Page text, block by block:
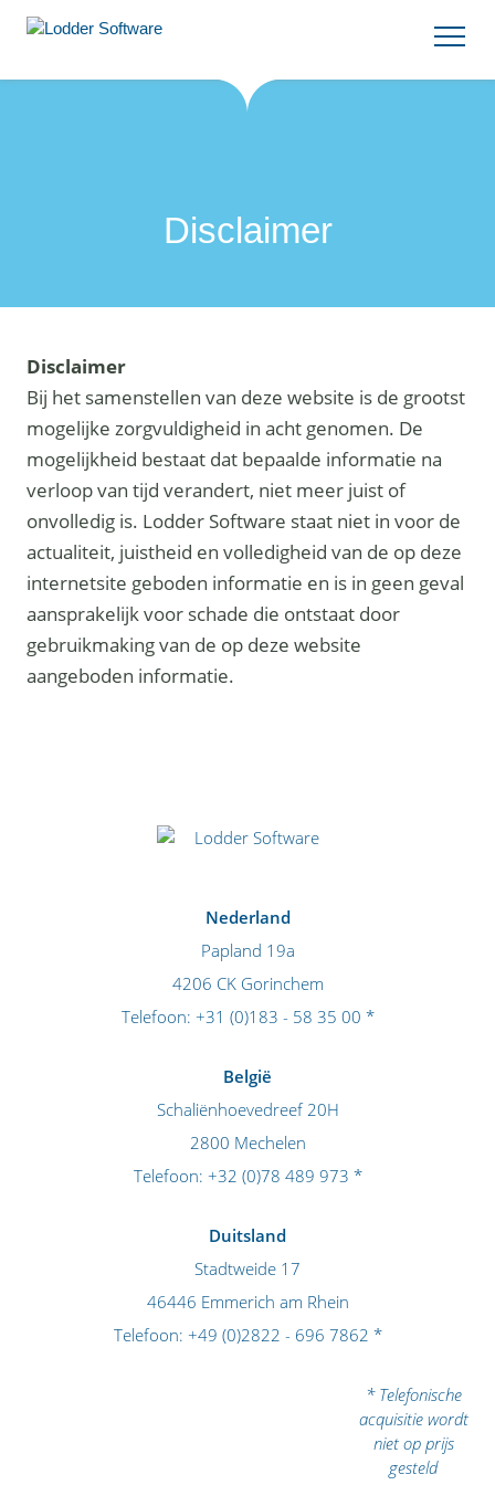
Disclaimer
Disclaimer
Bij het samenstellen van deze website is de grootst
mogelijke zorgvuldigheid in acht genomen. De
mogelijkheid bestaat dat bepaalde informatie na
verloop van tijd verandert, niet meer juist of
onvolledig is. Lodder Software staat niet in voor de
actualiteit, juistheid en volledigheid van de op deze
internetsite geboden informatie en is in geen geval
aansprakelijk voor schade die ontstaat door
gebruikmaking van de op deze website
aangeboden informatie.
Nederland
Papland 19a
4206 CK Gorinchem
Telefoon: +31 (0)183 - 58 35 00 *
België
Schaliënhoevedreef 20H
2800 Mechelen
Telefoon: +32 (0)78 489 973 *
Duitsland
Stadtweide 17
46446 Emmerich am Rhein
Telefoon: +49 (0)2822 - 696 7862 *
* Telefonische
acquisitie wordt
niet op prijs
gesteld